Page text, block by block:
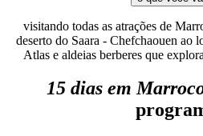
visitando todas as atrações de
deserto do Saara - Chefchaouen ao
Atlas e aldeias berberes que
15 dias em